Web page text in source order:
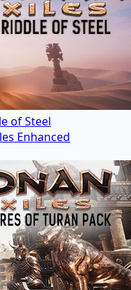
of Steel
Enhanced